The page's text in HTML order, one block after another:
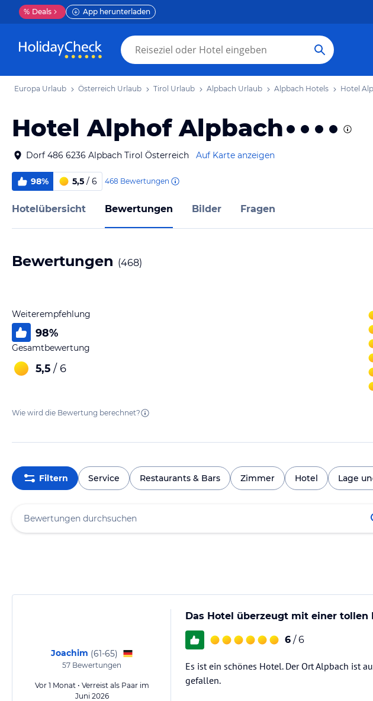
% Deals App herunterladen
Europa Urlaub Österreich Urlaub Tirol Urlaub Alpbach Urlaub Alpbach Hotels Hotel
Hotel Alphof Alpbach
Dorf 486 6236 Alpbach Tirol Österreich Auf Karte anzeigen
98% 5,5 / 6 468 Bewertungen
Hotelübersicht Bewertungen Bilder Fragen
Bewertungen (468)
Weiterempfehlung
98%
Gesamtbewertung
5,5 / 6
Wie wird die Bewertung berechnet?
Filtern Service Restaurants & Bars Zimmer Hotel Lage
Joachim (61-65)
57 Bewertungen
Vor 1 Monat • Verreist als Paar im
Juni 2026
Das Hotel überzeugt mit einer tollen
6 / 6
Es ist ein schönes Hotel. Der Ort Alpbach ist
gefallen.